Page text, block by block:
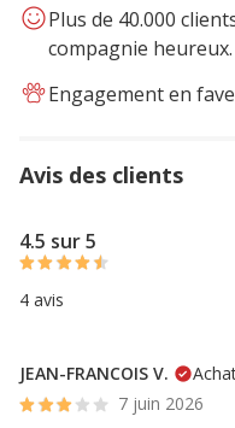
Plus de 40.000
compagnie heureux.
Engagement en
Avis des clients
4.5 sur 5
4 avis
75% des personnes
JEAN-FRANCOIS V.
7 juin 2026